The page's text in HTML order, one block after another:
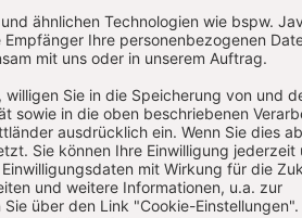
hinzu, und auch die Rolle
hin zu dem
Württemberg. Nun, nach fast
ca. 8,5 Mio. Euro ist das
»auf Anfang gesetzt«.